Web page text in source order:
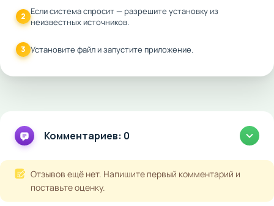
2 Если система спросит — разрешите установку из
неизвестных источников.
3 Установите файл и запустите приложение.
Комментариев: 0
Отзывов ещё нет. Напишите первый комментарий и
поставьте оценку.